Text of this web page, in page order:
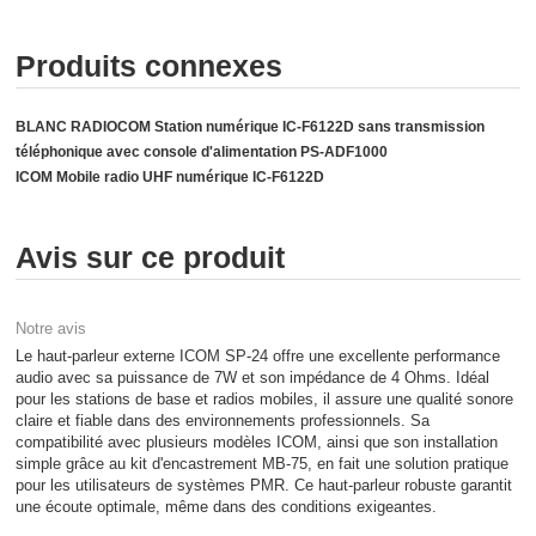
Produits connexes
BLANC RADIOCOM Station numérique IC-F6122D sans transmission
téléphonique avec console d'alimentation PS-ADF1000
ICOM Mobile radio UHF numérique IC-F6122D
Avis sur ce produit
Notre avis
Le haut-parleur externe ICOM SP-24 offre une excellente performance
audio avec sa puissance de 7W et son impédance de 4 Ohms. Idéal
pour les stations de base et radios mobiles, il assure une qualité sonore
claire et fiable dans des environnements professionnels. Sa
compatibilité avec plusieurs modèles ICOM, ainsi que son installation
simple grâce au kit d'encastrement MB-75, en fait une solution pratique
pour les utilisateurs de systèmes PMR. Ce haut-parleur robuste garantit
une écoute optimale, même dans des conditions exigeantes.